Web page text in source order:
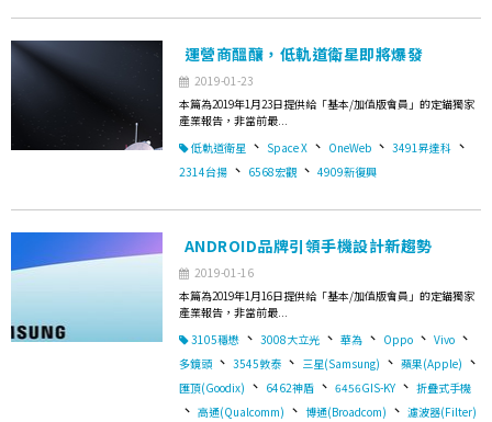
運營商醞釀，低軌道衛星即將爆發
2019-01-23
本篇為2019年1月23日提供給「基本/加值版會員」的定錨獨家
產業報告，非當前最...
低軌道衛星 、 Space X 、 OneWeb 、 3491昇達科 、
2314台揚 、 6568宏觀 、 4909新復興
ANDROID品牌引領手機設計新趨勢
2019-01-16
本篇為2019年1月16日提供給「基本/加值版會員」的定錨獨家
產業報告，非當前最...
3105穩懋 、 3008大立光 、 華為 、 Oppo 、 Vivo 、
多鏡頭 、 3545敦泰 、 三星(Samsung) 、 蘋果(Apple) 、
匯頂(Goodix) 、 6462神盾 、 6456GIS-KY 、 折疊式手機
、 高通(Qualcomm) 、 博通(Broadcom) 、 濾波器(Filter)